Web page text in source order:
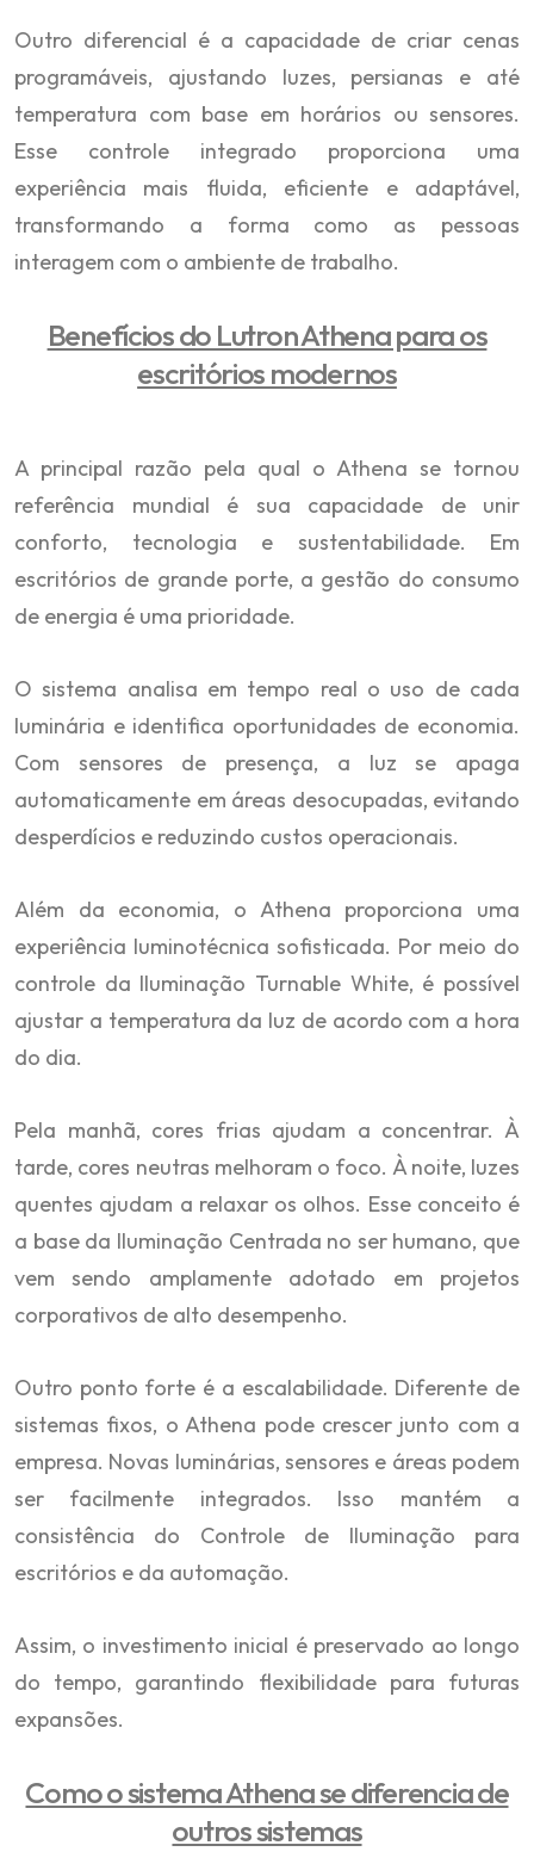
Outro diferencial é a capacidade de criar cenas
programáveis, ajustando luzes, persianas e até
temperatura com base em horários ou sensores.
Esse controle integrado proporciona uma
experiência mais fluida, eficiente e adaptável,
transformando a forma como as pessoas
interagem com o ambiente de trabalho.
Benefícios do Lutron Athena para os
escritórios modernos
A principal razão pela qual o Athena se tornou
referência mundial é sua capacidade de unir
conforto, tecnologia e sustentabilidade. Em
escritórios de grande porte, a gestão do consumo
de energia é uma prioridade.
O sistema analisa em tempo real o uso de cada
luminária e identifica oportunidades de economia.
Com sensores de presença, a luz se apaga
automaticamente em áreas desocupadas, evitando
desperdícios e reduzindo custos operacionais.
Além da economia, o Athena proporciona uma
experiência luminotécnica sofisticada. Por meio do
controle da Iluminação Turnable White, é possível
ajustar a temperatura da luz de acordo com a hora
do dia.
Pela manhã, cores frias ajudam a concentrar. À
tarde, cores neutras melhoram o foco. À noite, luzes
quentes ajudam a relaxar os olhos. Esse conceito é
a base da Iluminação Centrada no ser humano, que
vem sendo amplamente adotado em projetos
corporativos de alto desempenho.
Outro ponto forte é a escalabilidade. Diferente de
sistemas fixos, o Athena pode crescer junto com a
empresa. Novas luminárias, sensores e áreas podem
ser facilmente integrados. Isso mantém a
consistência do Controle de Iluminação para
escritórios e da automação.
Assim, o investimento inicial é preservado ao longo
do tempo, garantindo flexibilidade para futuras
expansões.
Como o sistema Athena se diferencia de
outros sistemas